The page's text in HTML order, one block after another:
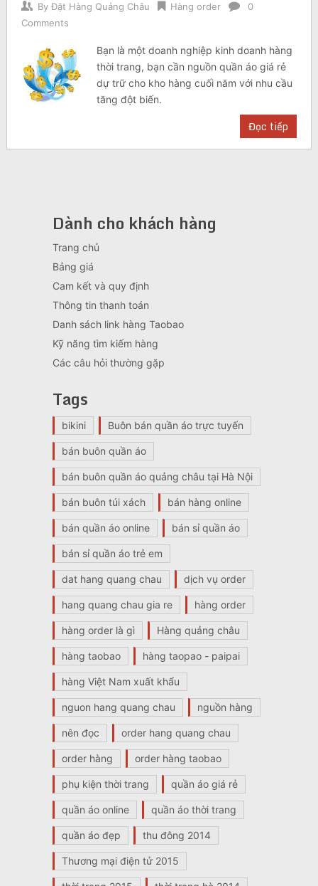
By Đặt Hàng Quảng Châu Hàng order
0
Comments
Bạn là một doanh nghiệp kinh doanh hàng
thời trang, bạn cần nguồn quần áo giá rẻ
dự trữ cho kho hàng cuối năm với nhu cầu
tăng đột biến.
Đọc tiếp
Dành cho khách hàng
Trang chủ
Bảng giá
Cam kết và quy định
Thông tin thanh toán
Danh sách link hàng Taobao
Kỹ năng tìm kiếm hàng
Các câu hỏi thường gặp
Tags
bikini Buôn bán quần áo trực tuyến
bán buôn quần áo
bán buôn quần áo quảng châu tại Hà Nội
bán buôn túi xách bán hàng online
bán quần áo online bán sỉ quần áo
bán sỉ quần áo trẻ em
dat hang quang chau dịch vụ order
hang quang chau gia re hàng order
hàng order là gì Hàng quảng châu
hàng taobao hàng taopao - paipai
hàng Việt Nam xuất khẩu
nguon hang quang chau nguồn hàng
nên đọc order hang quang chau
order hàng order hàng taobao
phụ kiện thời trang quần áo giá rẻ
quần áo online quần áo thời trang
quần áo đẹp thu đông 2014
Thương mại điện tử 2015